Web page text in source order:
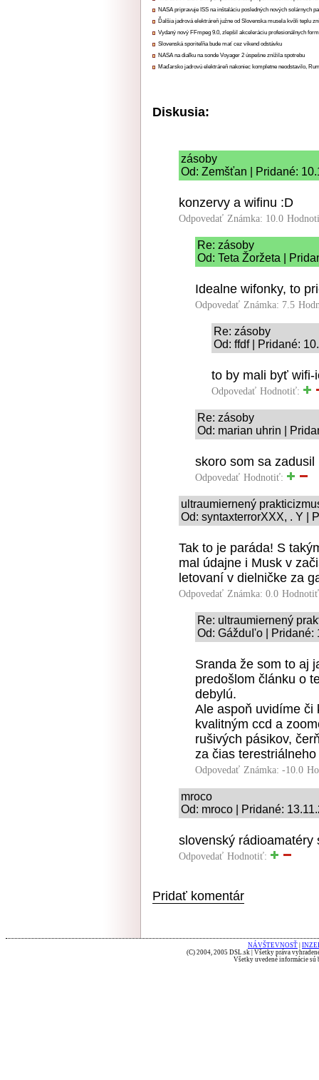
NASA pripravuje ISS na inštaláciu posledných nových solárnych
Ďalšia jadrová elektráreň južne od Slovenska musela kvôli teplu
Vydaný nový FFmpeg 9.0, zlepšil akceleráciu profesionálnych
Slovenská sporiteľňa bude mať cez víkend odstávku
NASA na diaľku na sonde Voyager 2 úspešne znížila spotrebu
Maďarsko jadrovú elektráreň nakoniec kompletne neodstavilo,
Diskusia:
zásoby
Od: Zemšťan | Pridané:
konzervy a wifinu :D
Odpovedať Známka: 10.0
Re: zásoby
Od: Teta Žoržeta |
Idealne wifonky, to
Odpovedať Známka: 7.5
Re: zásoby
Od: ffdf | Pridané:
to by mali byť wifi-
Odpovedať Hodnotiť:
Re: zásoby
Od: marian uhrin |
skoro som sa
Odpovedať Hodnotiť:
ultraumiernený
Od: syntaxterrorXXX, . Y |
Tak to je paráda! S
mal údajne i Musk v
letovaní v dielničke za
Odpovedať Známka: 0.0
Re: ultraumiernený
Od: GážduI'o | Pridané:
Sranda že som to aj
predošlom článku o
debylú.
Ale aspoň uvidíme či
kvalitným ccd a
rušivých pásikov,
za čias
Odpovedať Známka: -10.0
mroco
Od: mroco | Pridané:
slovenský rádioamatéry
Odpovedať Hodnotiť:
Pridať komentár
NÁVŠTEVNOSŤ
(C) 2004, 2005 DSL.sk | Všetky práva
Všetky uvedené informácie sú